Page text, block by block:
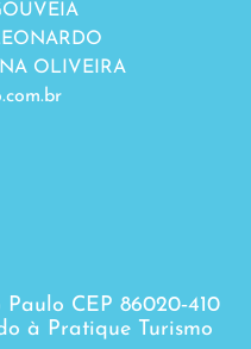
OLIVEIRA
CEP 86020‐410
à Pratique Turismo